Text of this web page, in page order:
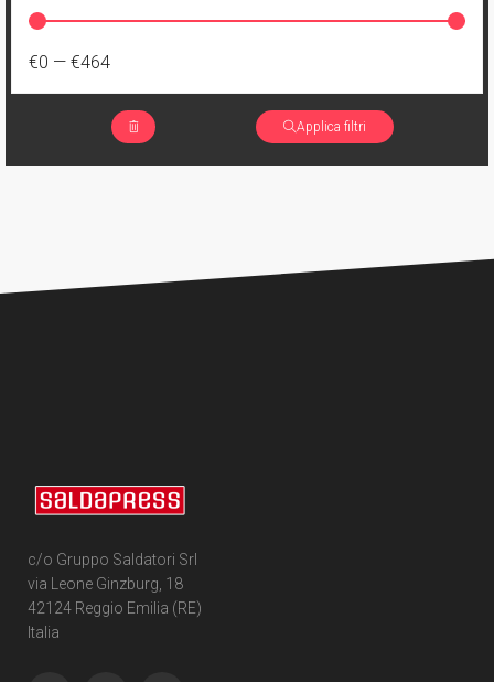
€0 — €464
Applica filtri
c/o Gruppo Saldatori Srl
via Leone Ginzburg, 18
42124 Reggio Emilia (RE)
Italia